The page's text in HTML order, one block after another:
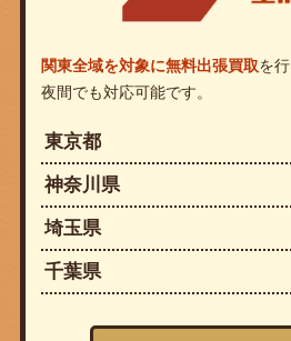
関東全域を対象に無料出張買取を
夜間でも対応可能です。
東京都
神奈川県
埼玉県
千葉県